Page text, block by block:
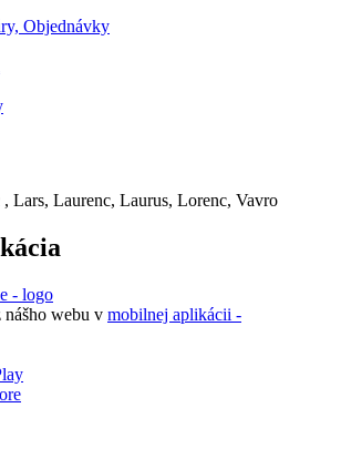
Objednávky
, Lars, Laurenc, Laurus, Lorenc, Vavro
nášho webu v mobilnej aplikácii -